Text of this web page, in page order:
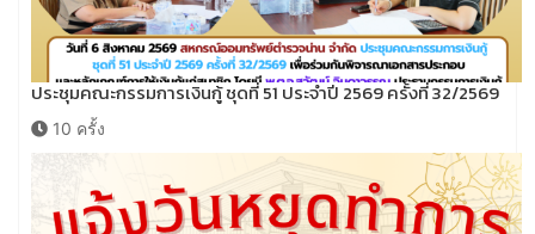
ประชุมคณะกรรมการเงินกู้ ชุดที่ 51 ประจำปี 2569 ครั้งที่ 32/2569
10 ครั้ง